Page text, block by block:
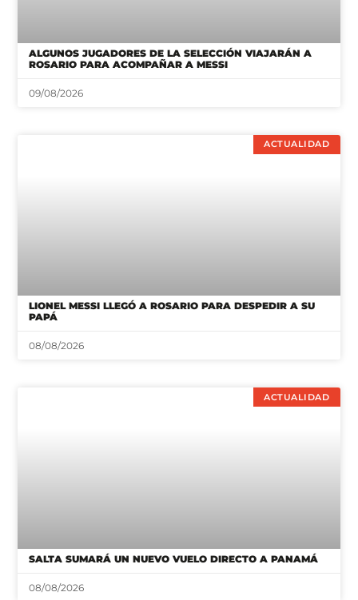
ALGUNOS JUGADORES DE LA SELECCIÓN VIAJARÁN A
ROSARIO PARA ACOMPAÑAR A MESSI
09/08/2026
ACTUALIDAD
LIONEL MESSI LLEGÓ A ROSARIO PARA DESPEDIR A SU
PAPÁ
08/08/2026
ACTUALIDAD
SALTA SUMARÁ UN NUEVO VUELO DIRECTO A PANAMÁ
08/08/2026